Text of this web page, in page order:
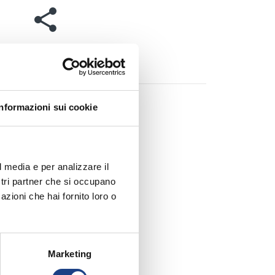
sui cookie
e per analizzare il
partner che si occupano
che hai fornito loro o
Marketing
share
Condividi